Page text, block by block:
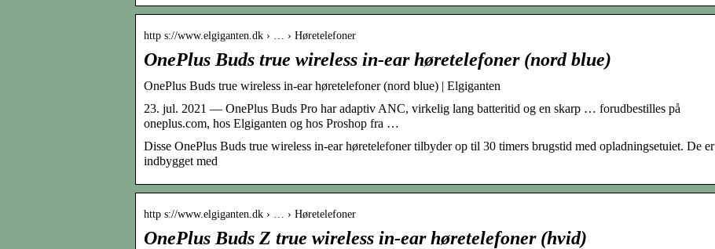
http s://www.elgiganten.dk › … › Høretelefoner
OnePlus Buds true wireless in-ear høretelefoner (nord blue)
OnePlus Buds true wireless in-ear høretelefoner (nord blue) | Elgiganten
23. jul. 2021 — OnePlus Buds Pro har adaptiv ANC, virkelig lang batteritid og en skarp … forudbestilles på
oneplus.com, hos Elgiganten og hos Proshop fra …
Disse OnePlus Buds true wireless in-ear høretelefoner tilbyder op til 30 timers brugstid med opladningsetuiet. De er
indbygget med
http s://www.elgiganten.dk › … › Høretelefoner
OnePlus Buds Z true wireless in-ear høretelefoner (hvid)